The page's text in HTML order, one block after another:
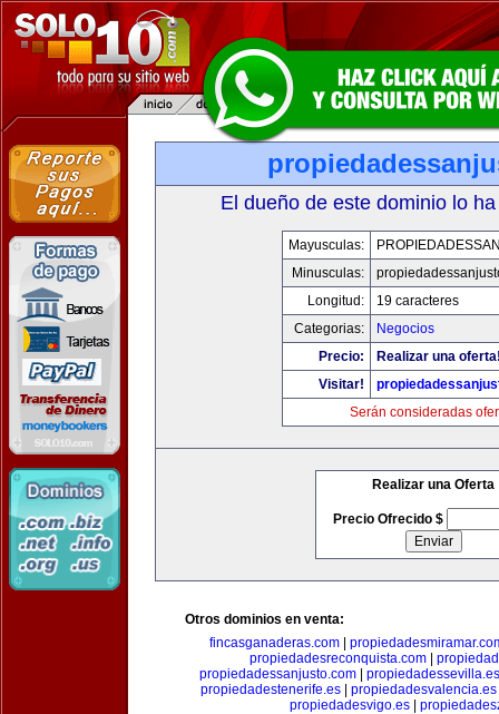
El dueño de este dominio lo
Mayusculas:
Minusculas:
Longitud:
19 caracteres
Categorias:
Negocios
Precio:
Realizar una
Visitar!
Serán consideradas
Realizar una Oferta
Precio Ofrecido $
Otros dominios en venta:
fincasganaderas.com
propiedadesreconquista.com
propiedadessanjusto.com| propiedadessevilla.es
propiedadestenerife.es| propiedadesvalencia.es
propiedadesvigo.es|